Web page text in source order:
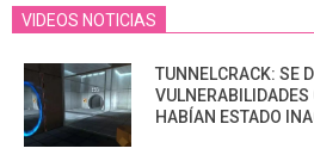
VIDEOS NOTICIAS
TUNNELCRACK: SE
VULNERABILIDADES
HABÍAN ESTADO